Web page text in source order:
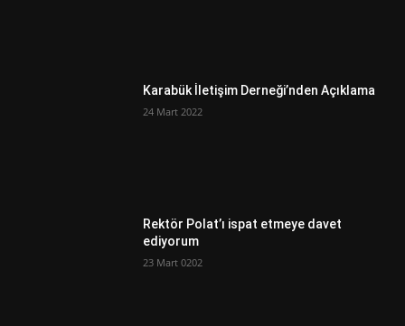
Karabük İletişim Derneği’nden Açıklama
24 Mart 2022
Rektör Polat’ı ispat etmeye davet
ediyorum
23 Mart 0202